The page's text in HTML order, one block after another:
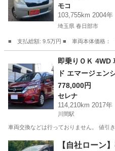
モコ
103,755km 2004年
埼玉県 春日部市
■ 支払総額: 9.5万円 ■ 車両本体価格
モコ
即乗りＯＫ 4WD
ド エマージェン
uetooth フリップ
側パワスラ イン
C
778,000円
セレナ
114,210km 2017年
川間駅
車両交換などは行っておりません。 値引
千葉 野田市 川間駅 セレナ
【自社ローン